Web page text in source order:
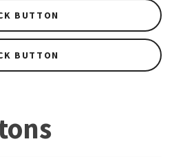
BUTTON
BUTTON